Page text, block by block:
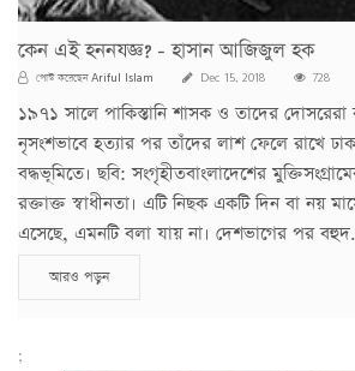
কেন এই হননযজ্ঞ? - হাসান আজিজুল হক
পোস্ট করেছেনAriful Islam Dec 15, 2018 728
১৯৭১ সালে পাকিস্তানি শাসক ও তাদের দোসরেরা
নৃসংশভাবে হত্যার পর তাঁদের লাশ ফেলে রাখে
বদ্ধভূমিতে। ছবি: সংগৃহীতবাংলাদেশের
রক্তাক্ত স্বাধীনতা। এটি নিছক একটি দিন বা নয়
এসেছে, এমনটি বলা যায় না। দেশভাগের পর
আরও পড়ুন
;